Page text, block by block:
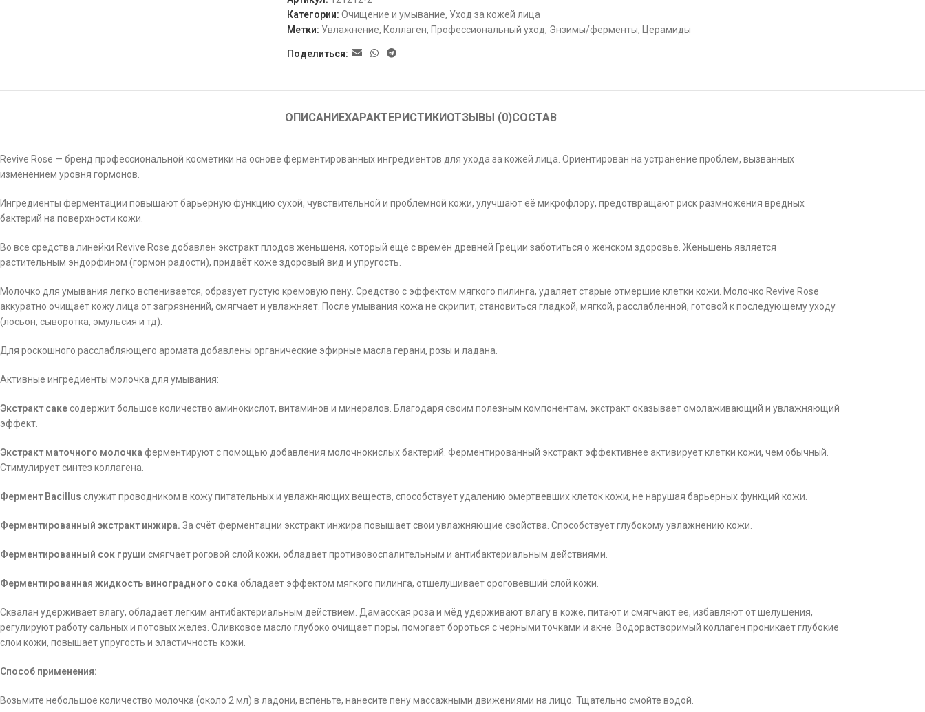
Категории: Очищение и умывание, Уход за кожей лица
Метки: Увлажнение, Коллаген, Профессиональный уход, Энзимы/ферменты, Церамиды
Поделиться:
ОПИСАНИЕХАРАКТЕРИСТИКИОТЗЫВЫ (0)СОСТАВ
Revive Rose — бренд профессиональной косметики на основе ферментированных ингредиентов для ухода за кожей лица. Ориентирован на устранение проблем, вызванных
изменением уровня гормонов.
Ингредиенты ферментации повышают барьерную функцию сухой, чувствительной и проблемной кожи, улучшают её микрофлору, предотвращают риск размножения вредных
бактерий на поверхности кожи.
Во все средства линейки Revive Rose добавлен экстракт плодов женьшеня, который ещё с времён древней Греции заботиться о женском здоровье. Женьшень является
растительным эндорфином (гормон радости), придаёт коже здоровый вид и упругость.
Молочко для умывания легко вспенивается, образует густую кремовую пену. Средство с эффектом мягкого пилинга, удаляет старые отмершие клетки кожи. Молочко Revive Rose
аккуратно очищает кожу лица от загрязнений, смягчает и увлажняет. После умывания кожа не скрипит, становиться гладкой, мягкой, расслабленной, готовой к последующему уходу
(лосьон, сыворотка, эмульсия и тд).
Для роскошного расслабляющего аромата добавлены органические эфирные масла герани, розы и ладана.
Активные ингредиенты молочка для умывания:
Экстракт сакесодержит большое количество аминокислот, витаминов и минералов. Благодаря своим полезным компонентам, экстракт оказывает омолаживающий и увлажняющий
эффект.
Экстракт маточного молочка ферментируют с помощью добавления молочнокислых бактерий. Ферментированный экстракт эффективнее активирует клетки кожи, чем обычный.
Стимулирует синтез коллагена.
Фермент Bacillus служит проводником в кожу питательных и увлажняющих веществ, способствует удалению омертвевших клеток кожи, не нарушая барьерных функций кожи.
Ферментированный экстракт инжира. За счёт ферментации экстракт инжира повышает свои увлажняющие свойства. Способствует глубокому увлажнению кожи.
Ферментированный сок груши смягчает роговой слой кожи, обладает противовоспалительным и антибактериальным действиями.
Ферментированная жидкость виноградного сока обладает эффектом мягкого пилинга, отшелушивает ороговевший слой кожи.
Сквалан удерживает влагу, обладает легким антибактериальным действием. Дамасская роза и мёд удерживают влагу в коже, питают и смягчают ее, избавляют от шелушения,
регулируют работу сальных и потовых желез. Оливковое масло глубоко очищает поры, помогает бороться с черными точками и акне. Водорастворимый коллаген проникает глубокие
слои кожи, повышает упругость и эластичность кожи.
Способ применения:
Возьмите небольшое количество молочка (около 2 мл) в ладони, вспеньте, нанесите пену массажными движениями на лицо. Тщательно смойте водой.